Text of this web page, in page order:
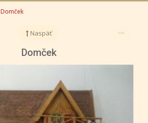
Domček
Naspäť
Domček